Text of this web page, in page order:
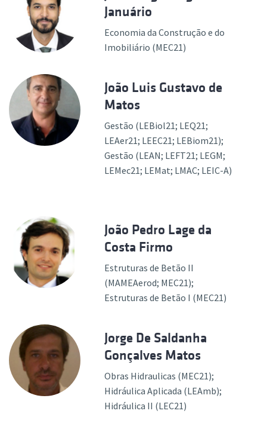
Januário
Economia da Construção e do
Imobiliário (MEC21)
João Luis Gustavo de
Matos
Gestão (LEBiol21; LEQ21;
LEAer21; LEEC21; LEBiom21);
Gestão (LEAN; LEFT21; LEGM;
LEMec21; LEMat; LMAC; LEIC-A)
João Pedro Lage da
Costa Firmo
Estruturas de Betão II
(MAMEAerod; MEC21);
Estruturas de Betão I (MEC21)
Jorge De Saldanha
Gonçalves Matos
Obras Hidraulicas (MEC21);
Hidráulica Aplicada (LEAmb);
Hidráulica II (LEC21)